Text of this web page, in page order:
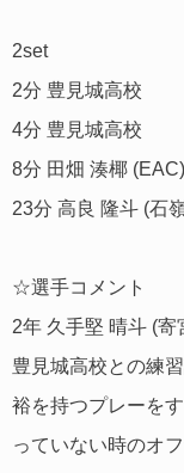
2set
2分 豊見城高校
4分 豊見城高校
8分 田畑 湊椰 (EAC)
23分 高良 隆斗 (石
☆選手コメント
2年 久手堅 晴斗 (寄
豊見城高校との練
裕を持つプレーを
っていない時のオ